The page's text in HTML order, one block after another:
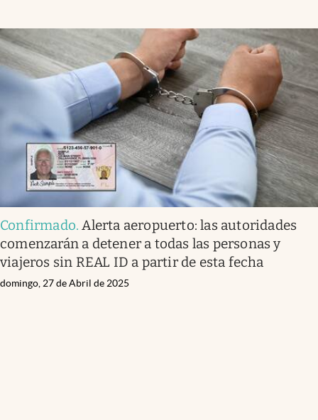
Confirmado.Alerta aeropuerto: las autoridades
comenzarán a detener a todas las personas y
viajeros sin REAL ID a partir de esta fecha
domingo, 27 de Abril de 2025